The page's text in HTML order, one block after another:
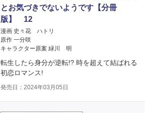
とお気づきでないようです【分冊
版】 12
漫画 史々花 ハトリ
原作 一分咲
キャラクター原案 緑川 明
転生したら身分が逆転!? 時を超えて結ばれる
初恋ロマンス!
発売日：2024年03月05日